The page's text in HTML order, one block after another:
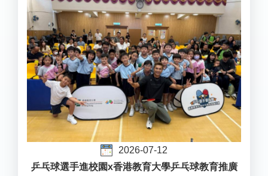
2026-07-12
乒乓球選手進校園x香港教育大學乒乓球教育推廣